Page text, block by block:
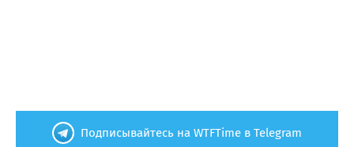
Подписывайтесь на WTFTime в Telegram